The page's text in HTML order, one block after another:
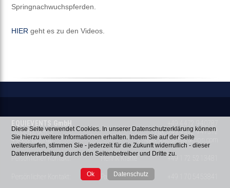
Springnachwuchspferden.
HIER geht es zu den Videos.
EQUIEVENTS GmbH
Rossegarden 5
49688 Lastrup
Fax: +49 4472 947512
E-Mail: info@esiauction.com
Persönlicher Kontakt: Henrik Klatte +49 172 5213481
Patrick Döller
Diese Seite verwendet Cookies. In unserer Datenschutzerklärung können
Sie hierzu weitere Informationen erhalten. Indem Sie auf der Seite
weitersurfen, stimmen Sie - jederzeit für die Zukunft widerruflich - dieser
Datenverarbeitung durch den Seitenbetreiber und Dritte zu.
Ok Datenschutz